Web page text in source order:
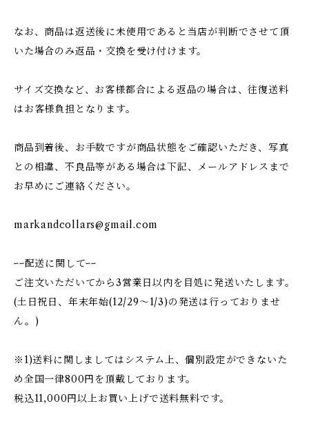
なお、商品は返送後に未使用であると当店が判断でさせて頂
いた場合のみ返品・交換を受け付けます。
サイズ交換など、お客様都合による返品の場合は、往復送料
はお客様負担となります。
商品到着後、お手数ですが商品状態をご確認いただき、写真
との相違、不良品等がある場合は下記、メールアドレスまで
お早めにご連絡ください。
markandcollars@gmail.com
ｰｰ配送に関してｰｰ
ご注文いただいてから3営業日以内を目処に発送いたします。
(土日祝日、年末年始(12/29〜1/3)の発送は行っておりませ
ん。)
※1)送料に関しましてはシステム上、個別設定ができないた
め全国一律800円を頂戴しております。
税込11,000円以上お買い上げで送料無料です。